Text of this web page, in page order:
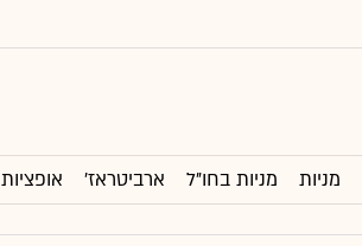
מניות מניות בחו"ל ארביטראז' אופציות